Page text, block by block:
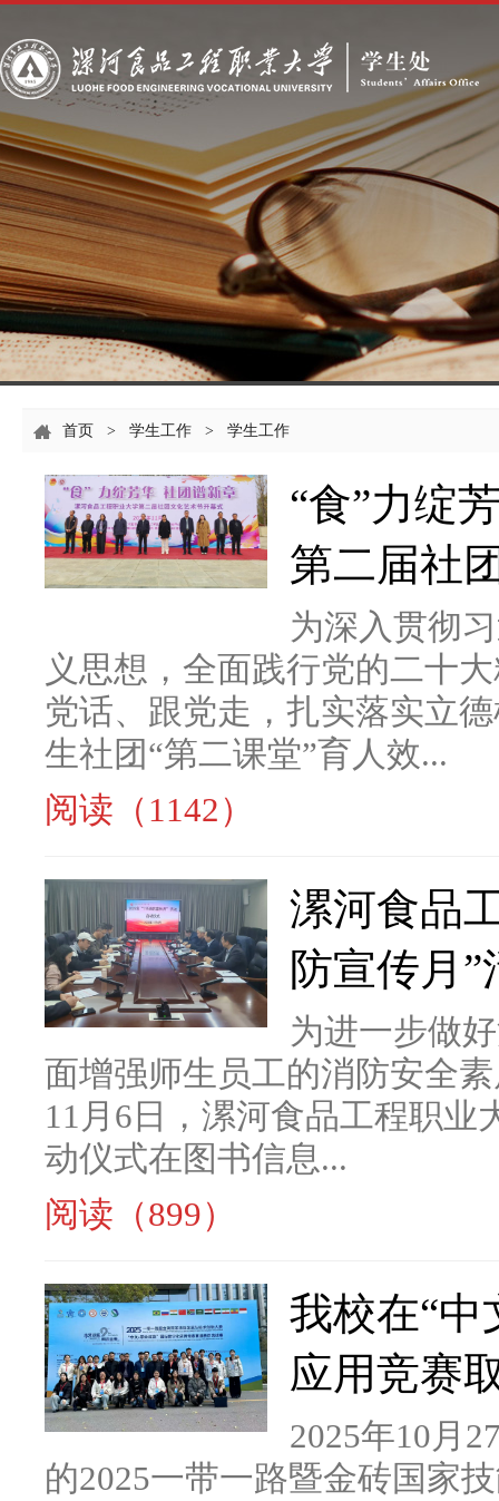
首页 > 学生工作 > 学生工作
“食”力绽
第二届社
为深入贯彻
义思想，全面践行党的二十
党话、跟党走，扎实落实立
生社团“第二课堂”育人效...
阅读（1142）
漯河食品
防宣传月
为进一步做
面增强师生员工的消防安全
11月6日，漯河食品工程职业
动仪式在图书信息...
阅读（899）
我校在“中
应用竞赛
2025年10月
的2025一带一路暨金砖国家